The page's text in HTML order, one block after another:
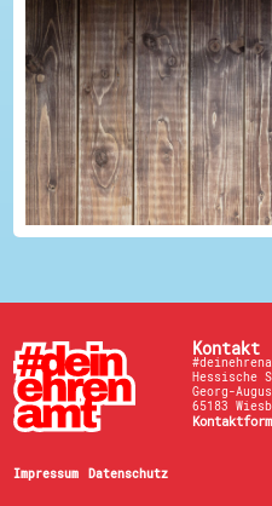
Engagement-Lotsen tragen zu
Engagementkultur und damit
Lebensqualität für sich und
Erfahrungen im
Kontakt
Hessische
Georg-
65183
Impressum Datenschutz